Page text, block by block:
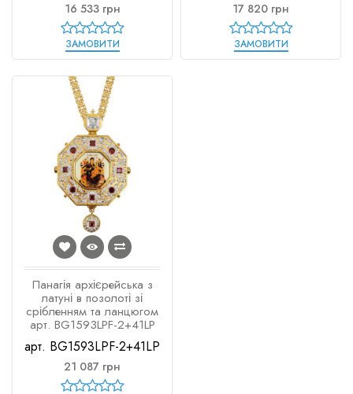
16 533 грн
ЗАМОВИТИ
17 820 грн
ЗАМОВИТИ
Панагія архієрейська з
латуні в позолоті зі
срібленням та ланцюгом
арт. BG1593LPF-2+41LP
арт. BG1593LPF-2+41LP
21 087 грн